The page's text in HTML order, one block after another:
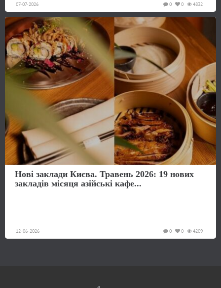
07-07-2026 4832
0
0
Нові заклади Києва. Травень 2026: 19 нових
закладів місяця азійські кафе...
12-06-2026 4209
0
0